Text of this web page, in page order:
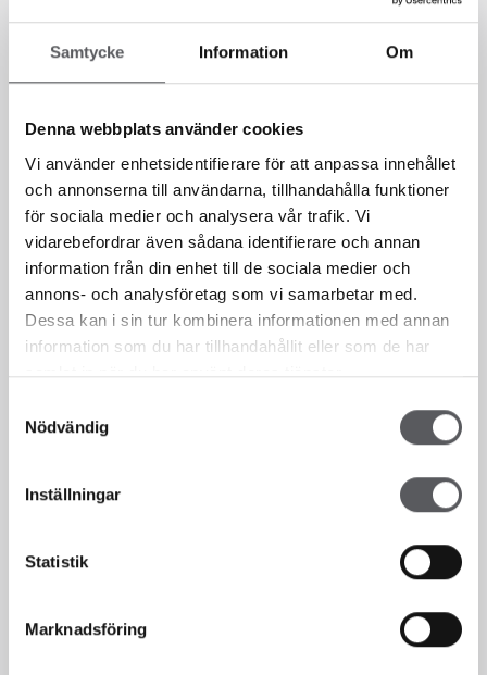
Samtycke Information Om
Denna webbplats använder cookies
Vi använder enhetsidentifierare för att anpassa innehållet
och annonserna till användarna, tillhandahålla funktioner
för sociala medier och analysera vår trafik. Vi
vidarebefordrar även sådana identifierare och annan
information från din enhet till de sociala medier och
annons- och analysföretag som vi samarbetar med.
Dessa kan i sin tur kombinera informationen med annan
information som du har tillhandahållit eller som de har
samlat in när du har använt deras tjänster.
Nödvändig
Inställningar
Statistik
Marknadsföring
Våra kunders hus är färdigbyggda husdrömmar som vi fotat.
Här kan du finna bra inspiration till ditt husprojekt. Vi tror att
du även tycker om dessa kundunika hus.